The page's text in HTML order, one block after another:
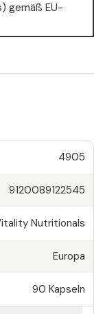
gemäß EU-
4905
9120089122545
Nutritionals
Europa
90 Kapseln